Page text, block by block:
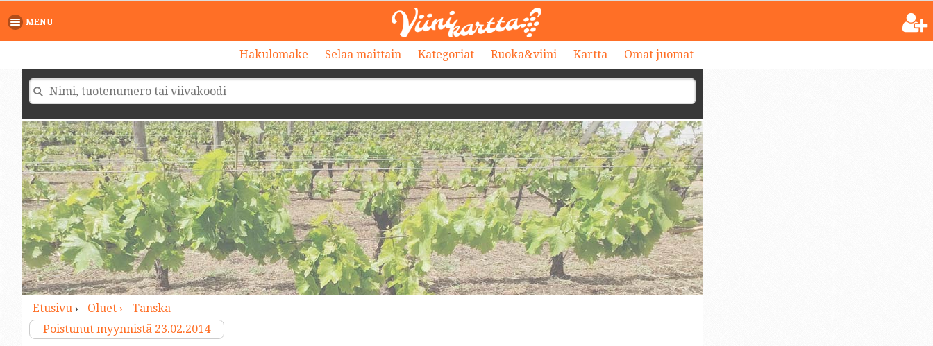
MENU
Hakulomake Selaa maittain Kategoriat Ruoka&viini Kartta Omat juomat
Etusivu› Oluet ›
Tanska
Poistunut myynnistä 23.02.2014